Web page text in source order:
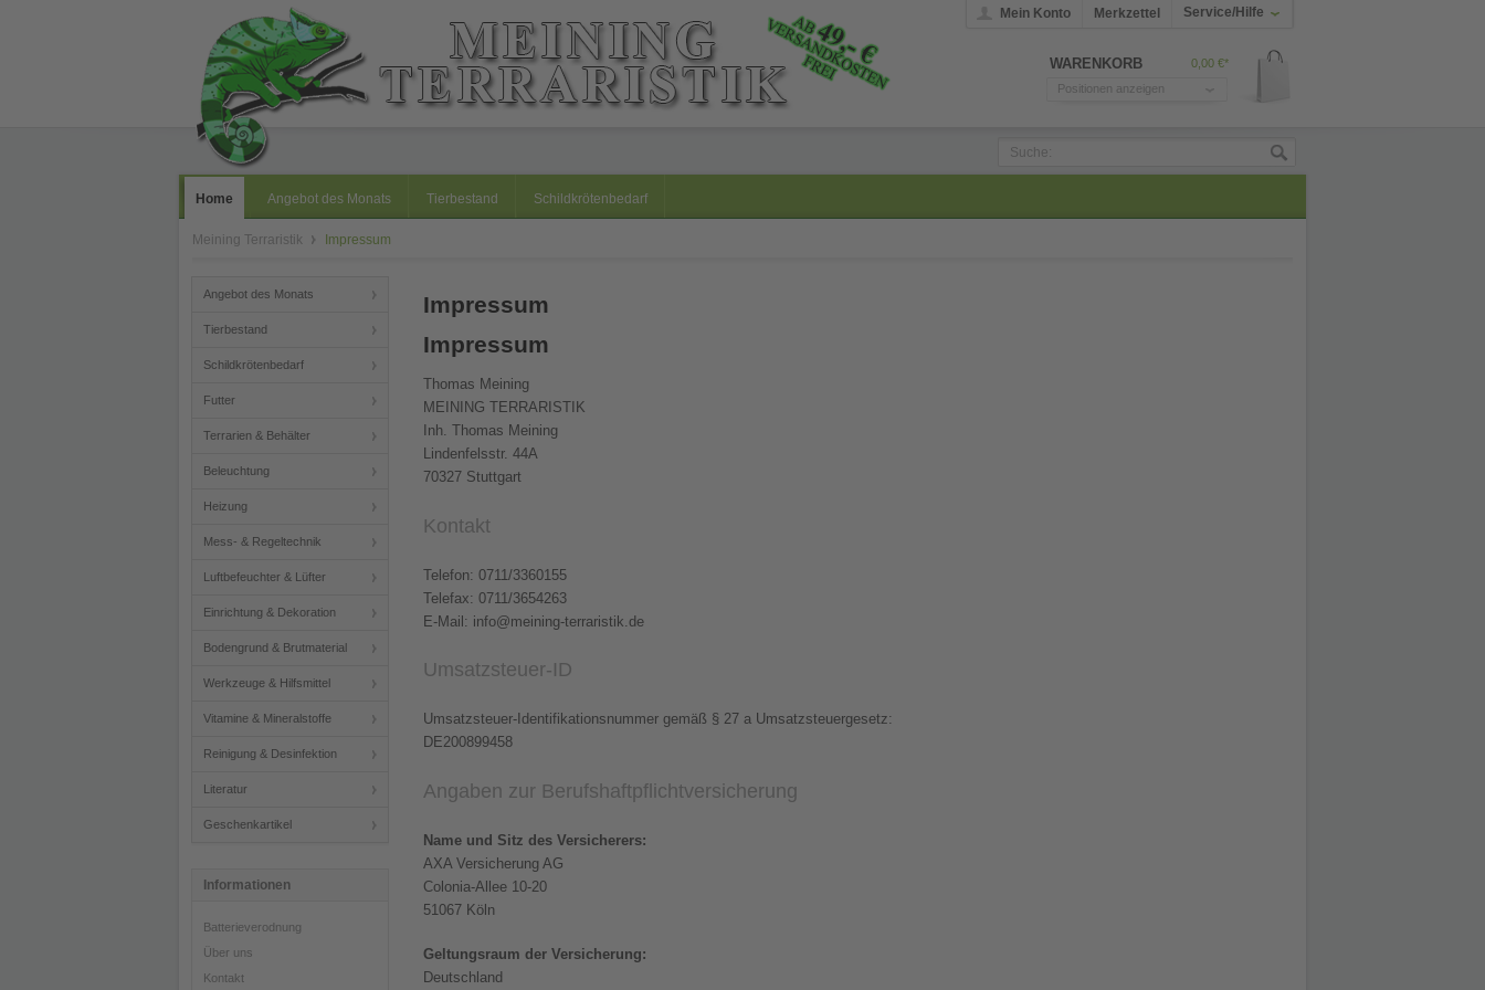
Mein Konto Merkzettel Service/Hilfe
WARENKORB
0,00 €*
Positionen anzeigen
Home Angebot des Monats Tierbestand Schildkrötenbedarf
Meining Terraristik Impressum
Angebot des Monats
Tierbestand
Schildkrötenbedarf
Futter
Terrarien & Behälter
Beleuchtung
Heizung
Mess- & Regeltechnik
Luftbefeuchter & Lüfter
Einrichtung & Dekoration
Bodengrund & Brutmaterial
Werkzeuge & Hilfsmittel
Vitamine & Mineralstoffe
Reinigung & Desinfektion
Literatur
Geschenkartikel
Informationen
Batterieverodnung
Über uns
Kontakt
Impressum
Impressum
Thomas Meining
MEINING TERRARISTIK
Inh. Thomas Meining
Lindenfelsstr. 44A
70327 Stuttgart
Kontakt
Telefon: 0711/3360155
Telefax: 0711/3654263
E-Mail: info@meining-terraristik.de
Umsatzsteuer-ID
Umsatzsteuer-Identifikationsnummer gemäß § 27 a Umsatzsteuergesetz:
DE200899458
Angaben zur Berufs­haftpflicht­versicherung
Name und Sitz des Versicherers:
AXA Versicherung AG
Colonia-Allee 10-20
51067 Köln
Geltungsraum der Versicherung:
Deutschland